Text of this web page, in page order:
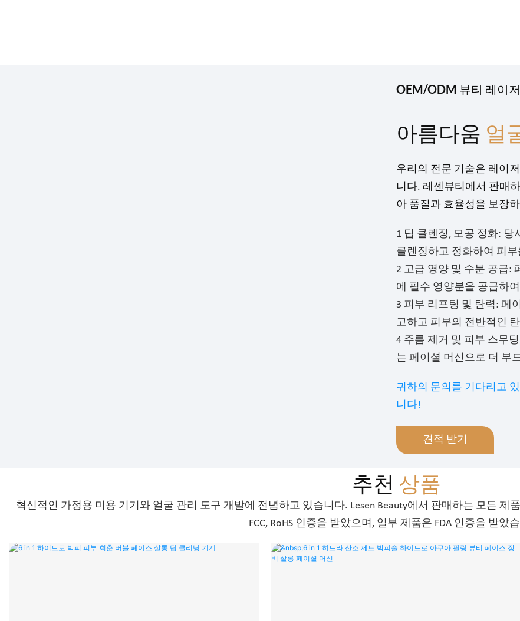
OEM/ODM 뷰티 레이
아름다움 얼
우리의 전문 기술은 레이
니다. 레센뷰티에서 판매하
아 품질과 효율성을 보장
1 딥 클렌징, 모공 정화: 당
클렌징하고 정화하여 피
2 고급 영양 및 수분 공급:
에 필수 영양분을 공급하
3 피부 리프팅 및 탄력: 페
고하고 피부의 전반적인
4 주름 제거 및 피부 스무
는 페이셜 머신으로 더 부
귀하의 문의를 기다리고
니다!
견적 받기
추천 상품
혁신적인 가정용 미용 기기와 얼굴 관리 도구 개발에 전념하고 있습니다. Lesen Beauty에서 판매하는 모든 제
FCC, RoHS 인증을 받았으며, 일부 제품은 FDA 인증을 받았